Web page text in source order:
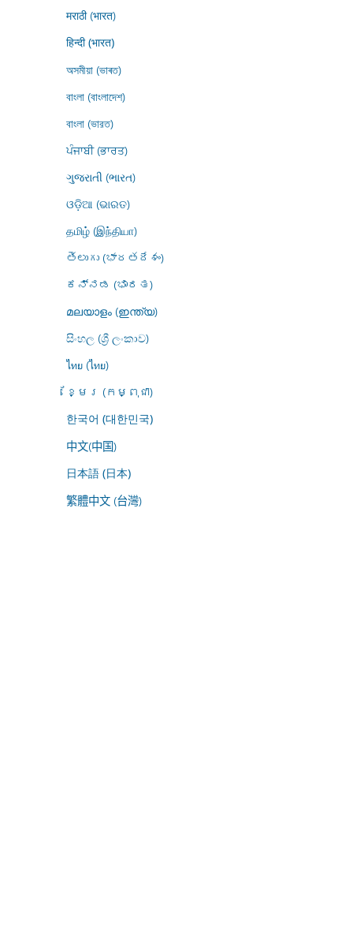
मराठी (भारत)
हिन्दी (भारत)
অসমীয়া (ভাৰত)
বাংলা (বাংলাদেশ)
বাংলা (ভারত)
ਪੰਜਾਬੀ (ਭਾਰਤ)
ગુજરાતી (ભારત)
ଓଡ଼ିଆ (ଭାରତ)
தமிழ் (இந்தியா)
తెలుగు (భారతదేశం)
ಕನ್ನಡ (ಭಾರತ)
മലയാളം (ഇന്ത്യ)
සිංහල (ශ්‍රී ලංකාව)
ไทย (ไทย)
ខ្មែរ (កម្ពុជា)
한국어 (대한민국)
中文(中国)
日本語 (日本)
繁體中文 (台灣)